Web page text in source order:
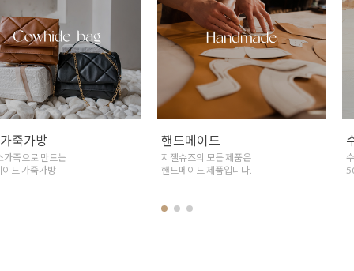
천연가죽가방
천연 소가죽으로 만드는
핸드메이드 가죽가방
핸드메이드
지젤슈즈의 모든 제품은
핸드메이드 제품입니다.